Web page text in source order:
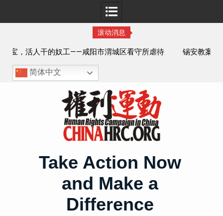
滚动消息
所虐待
罚、死
锡安教案王林牧师狱中信件：荒诞的人与公义的神
简体中文
Take Action Now
and Make a
Difference